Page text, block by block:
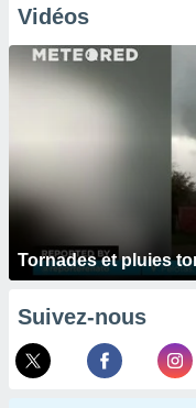
Vidéos
Tornades et pluies
Suivez-nous